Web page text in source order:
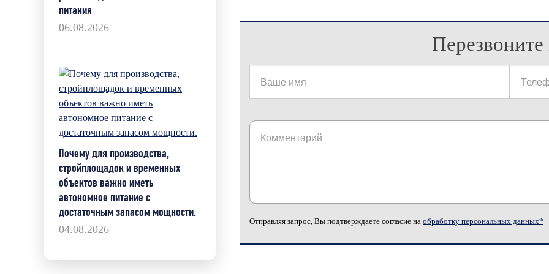
питания
06.08.2026
Почему для производства,
стройплощадок и временных
объектов важно иметь
автономное питание с
достаточным запасом мощности.
04.08.2026
Отправляя запрос, Вы подтверждаете согласие на обработку персональных данных*